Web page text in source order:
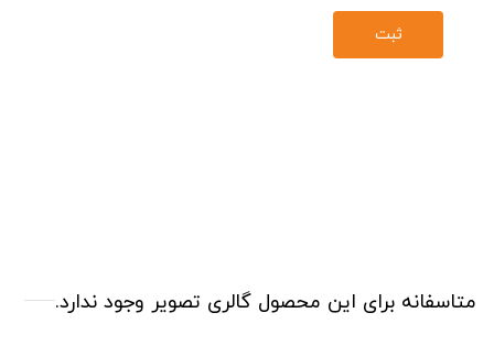
متاسفانه برای این محصول گالری تصویر وجود ندارد.